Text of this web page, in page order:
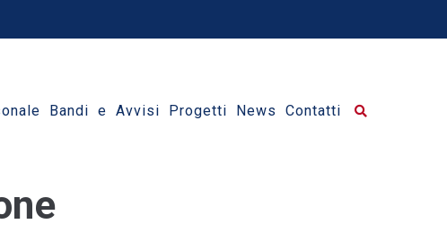
Bandi e Avvisi Progetti News Contatti